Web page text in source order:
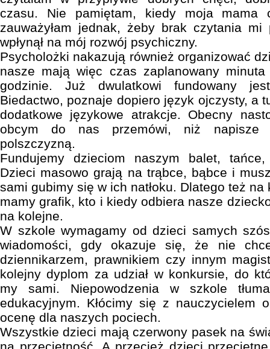
czasu. Nie pamiętam, kiedy moja mama
zauważyłam jednak, żeby brak czytania mi
wpłynął na mój rozwój psychiczny.
Psycholożki nakazują również organizować
nasze mają więc czas zaplanowany
godzinie. Już dwulatkowi fundowany
Biedactwo, poznaje dopiero język ojczysty, a
dodatkowe językowe atrakcje. Obecny
obcym do nas przemówi, niż napisze
polszczyzną.
Fundujemy dzieciom naszym balet,
Dzieci masowo grają na trąbce, bąbce i
sami gubimy się w ich natłoku. Dlatego też
mamy grafik, kto i kiedy odbiera nasze
na kolejne.
W szkole wymagamy od dzieci samych
wiadomości, gdy okazuje się, że nie
dziennikarzem, prawnikiem czy innym
kolejny dyplom za udział w konkursie, do
my sami. Niepowodzenia w szkole
edukacyjnym. Kłócimy się z nauczycielem
ocenę dla naszych pociech.
Wszystkie dzieci mają czerwony pasek na